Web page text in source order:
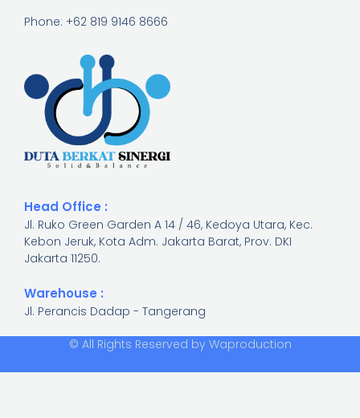
Phone: +62 819 9146 8666
Head Office :
Jl. Ruko Green Garden A 14 / 46, Kedoya Utara, Kec.
Kebon Jeruk, Kota Adm. Jakarta Barat, Prov. DKI
Jakarta 11250.​
Warehouse :
Jl. Perancis Dadap - Tangerang
© All Rights Reserved by Waproduction